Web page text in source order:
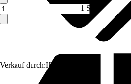
Verkauf durch:HORNBACH
1 ST